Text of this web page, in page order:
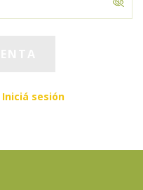
Iniciá sesión